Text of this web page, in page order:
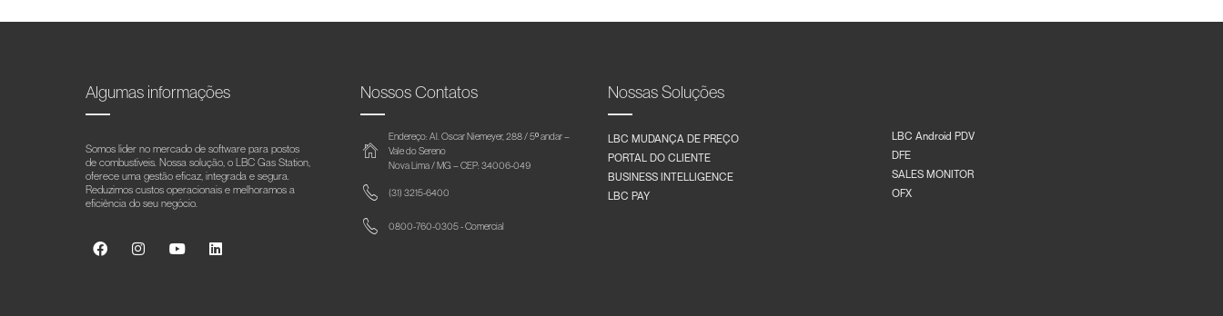
Algumas informações
Somos líder no mercado de software para postos
de combustíveis. Nossa solução, o LBC Gas Station,
oferece uma gestão eficaz, integrada e segura.
Reduzimos custos operacionais e melhoramos a
eficiência do seu negócio.
Nossos Contatos
Endereço: Al. Oscar Niemeyer, 288 / 5º andar –
Vale do Sereno
Nova Lima / MG – CEP: 34006-049
(31) 3215-6400
0800-760-0305 - Comercial
Nossas Soluções
LBC MUDANÇA DE PREÇO
PORTAL DO CLIENTE
BUSINESS INTELLIGENCE
LBC PAY
LBC Android PDV
DFE
SALES MONITOR
OFX